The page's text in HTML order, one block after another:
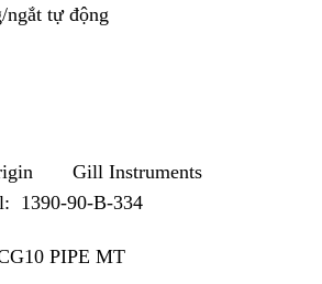
tự động
Gill Instruments
90-B-334
PIPE MT